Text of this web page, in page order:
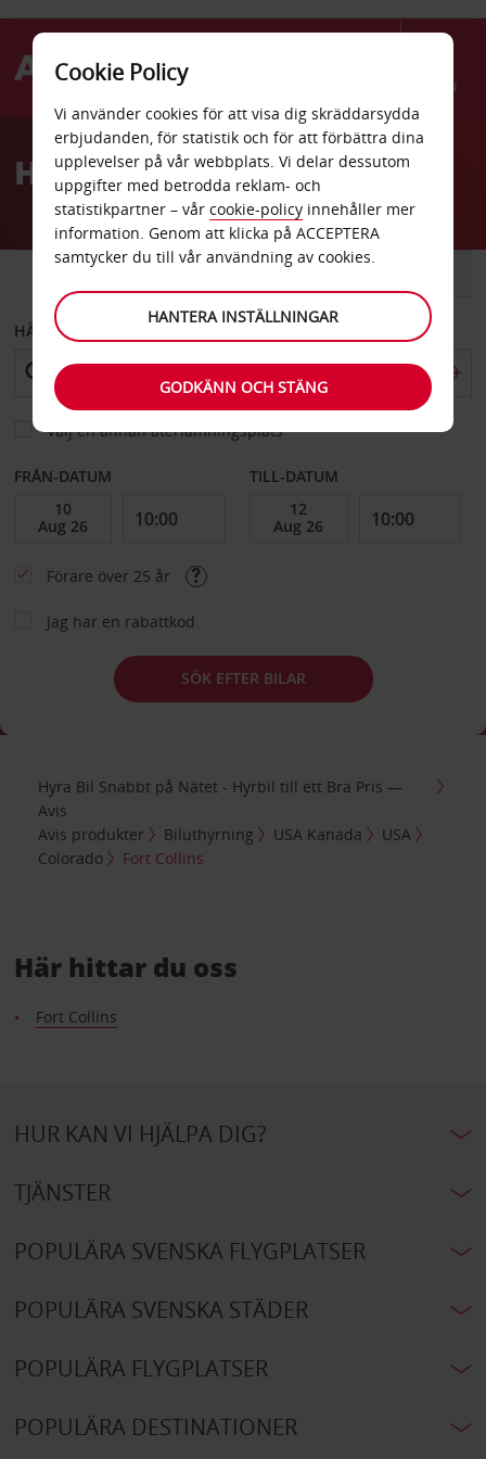
Menu
AvisHyrbil Fort Collins
BIL
HÄMTA FRÅN
Välj en annan återlämningsplats
FRÅN-DATUM TILL-DATUM
Förare över 25 år
Jag har en rabattkod
SÖK EFTER BILAR
Hyra Bil Snabbt på Nätet - Hyrbil till ett Bra Pris —
Avis
Avis produkter
Biluthyrning USA Kanada
USA
Colorado
Fort Collins
Här hittar du oss
Fort Collins
HUR KAN VI HJÄLPA DIG?
TJÄNSTER
POPULÄRA SVENSKA FLYGPLATSER
POPULÄRA SVENSKA STÄDER
POPULÄRA FLYGPLATSER
POPULÄRA DESTINATIONER
Cookie Policy
Vi använder cookies för att visa dig skräddarsydda
erbjudanden, för statistik och för att förbättra dina
upplevelser på vår webbplats. Vi delar dessutom
uppgifter med betrodda reklam- och
statistikpartner – vår cookie-policy innehåller mer
information. Genom att klicka på ACCEPTERA
samtycker du till vår användning av cookies.
HANTERA INSTÄLLNINGAR
GODKÄNN OCH STÄNG